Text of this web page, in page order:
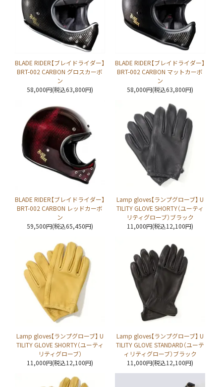
BLADE RIDER【ブレイドライダー】
BRT-002 CARBON グロスカーボ
ン
58,000円(税込63,800円)
BLADE RIDER【ブレイドライダー】
BRT-002 CARBON マットカーボ
ン
58,000円(税込63,800円)
BLADE RIDER【ブレイドライダー】
BRT-002 CARBON レッドカーボ
ン
59,500円(税込65,450円)
Lamp gloves【ランプグローブ】 U
TILITY GLOVE SHORTY（ユーティ
リティグローブ）ブラック
11,000円(税込12,100円)
Lamp gloves【ランプグローブ】 U
TILITY GLOVE SHORTY（ユーティ
リティグローブ）
11,000円(税込12,100円)
Lamp gloves【ランプグローブ】 U
TILITY GLOVE STANDARD（ユーテ
ィリティグローブ）ブラック
11,000円(税込12,100円)